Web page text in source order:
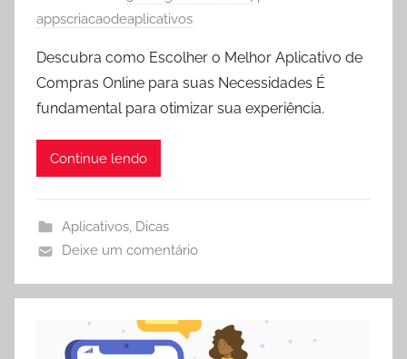
appscriacaodeaplicativos
Descubra como Escolher o Melhor Aplicativo de
Compras Online para suas Necessidades É
fundamental para otimizar sua experiência.
Continue lendo
Aplicativos, Dicas
Deixe um comentário